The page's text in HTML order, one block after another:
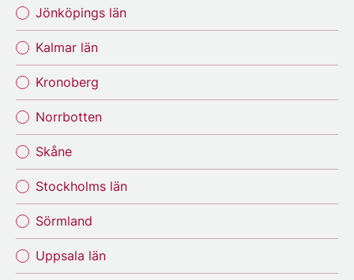
Jönköpings län
Kalmar län
Kronoberg
Norrbotten
Skåne
Stockholms län
Sörmland
Uppsala län